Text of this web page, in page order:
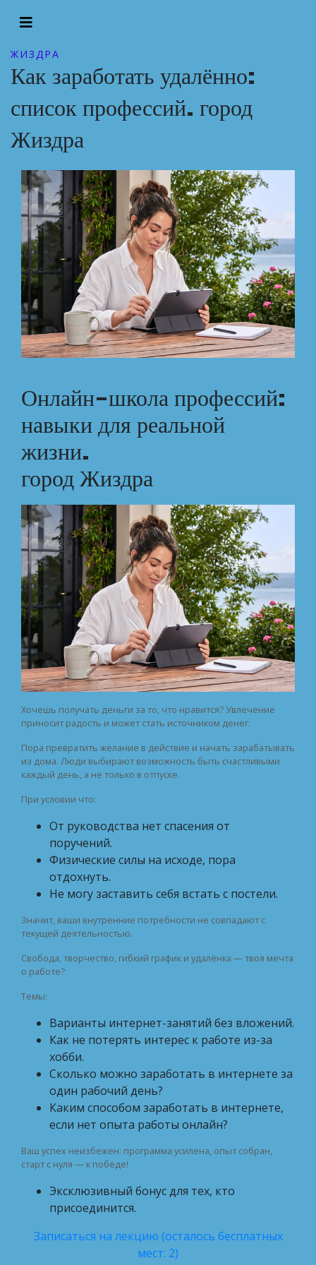
ЖИЗДРА
Как заработать удалённо:
список профессий. город
Жиздра
Онлайн-школа профессий:
навыки для реальной
жизни.
город Жиздра
Хочешь получать деньги за то, что нравится? Увлечение
приносит радость и может стать источником денег.
Пора превратить желание в действие и начать зарабатывать
из дома. Люди выбирают возможность быть счастливыми
каждый день, а не только в отпуске.
При условии что:
От руководства нет спасения от
поручений.
Физические силы на исходе, пора
отдохнуть.
Не могу заставить себя встать с постели.
Значит, ваши внутренние потребности не совпадают с
текущей деятельностью.
Свобода, творчество, гибкий график и удалёнка — твоя мечта
о работе?
Темы:
Варианты интернет-занятий без вложений.
Как не потерять интерес к работе из-за
хобби.
Сколько можно заработать в интернете за
один рабочий день?
Каким способом заработать в интернете,
если нет опыта работы онлайн?
Ваш успех неизбежен: программа усилена, опыт собран,
старт с нуля — к победе!
Эксклюзивный бонус для тех, кто
присоединится.
Записаться на лекцию (осталось бесплатных
мест: 2)